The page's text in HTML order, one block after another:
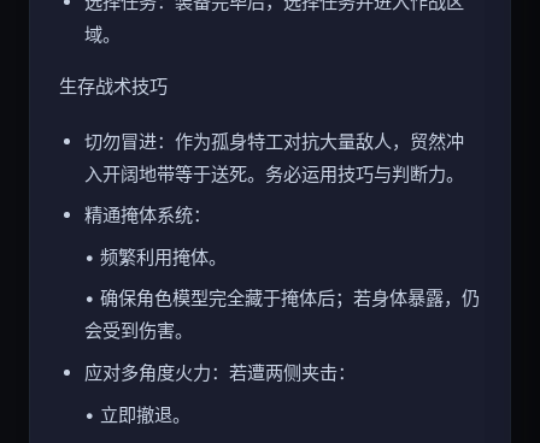
域。
生存战术技巧
切勿冒进：作为孤身特工对抗大量敌人，贸然冲
入开阔地带等于送死。务必运用技巧与判断力。
精通掩体系统：
• 频繁利用掩体。
• 确保角色模型完全藏于掩体后；若身体暴露，仍
会受到伤害。
应对多角度火力：若遭两侧夹击：
• 立即撤退。